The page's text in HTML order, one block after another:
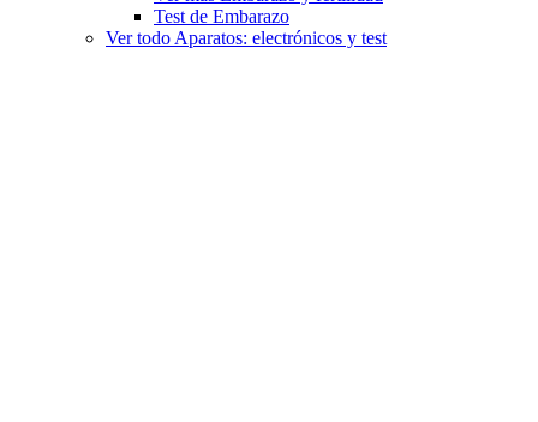
Test de Embarazo
Ver todo Aparatos: electrónicos y test